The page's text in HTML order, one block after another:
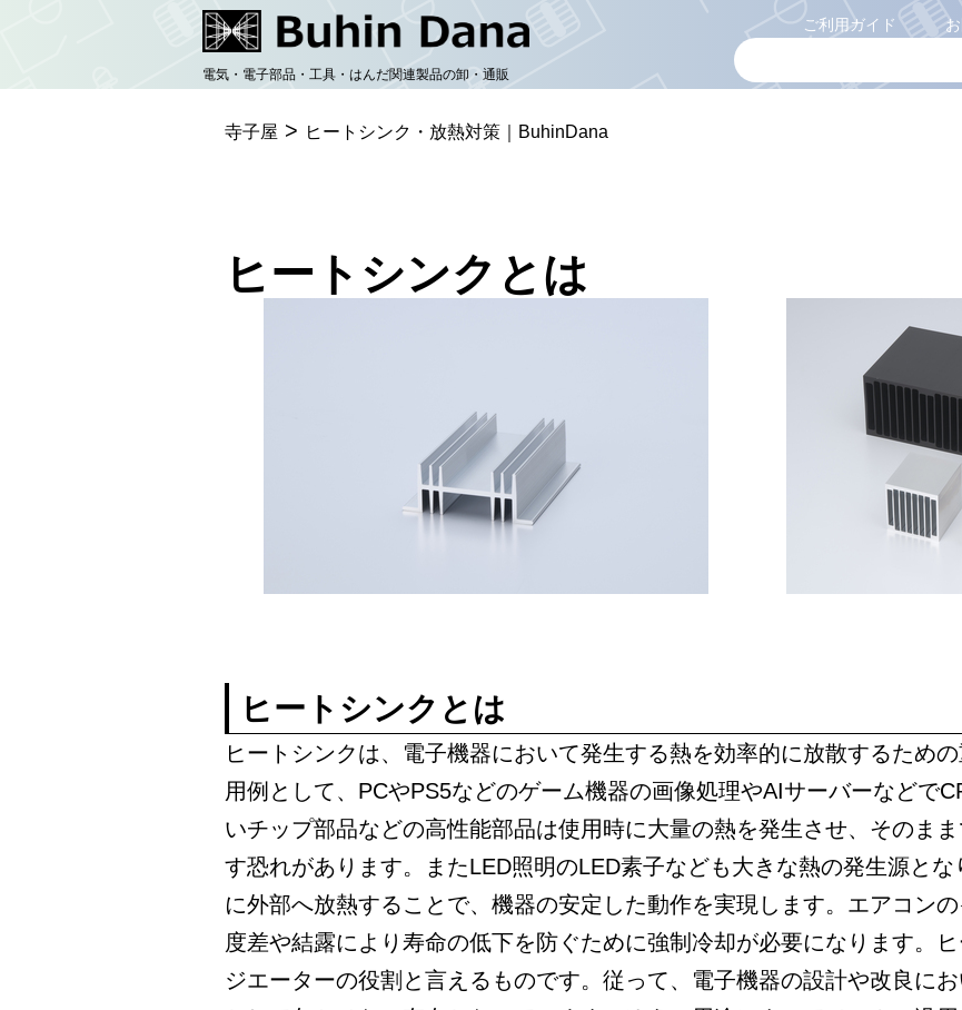
テ
電気・電子部品・工具・はんだ関連製品の卸・通販
ご利用ガイド
寺子屋 > ヒートシンク・放熱対策｜BuhinDana
ヒートシンクとは
ヒートシンクとは
ヒートシンクは、電子機器において発生する熱を効率的に放散するため
用例として、PCやPS5などのゲーム機器の画像処理やAIサーバーなどで
いチップ部品などの高性能部品は使用時に大量の熱を発生させ、そのま
す恐れがあります。またLED照明のLED素子なども大きな熱の発生源と
に外部へ放熱することで、機器の安定した動作を実現します。エアコン
度差や結露により寿命の低下を防ぐために強制冷却が必要になります。
ジエーターの役割と言えるものです。従って、電子機器の設計や改良に